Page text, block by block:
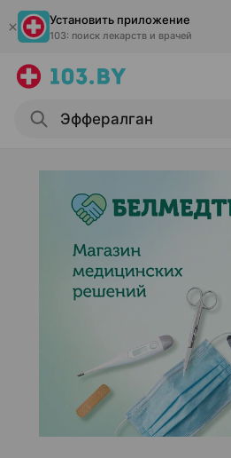
Установить приложение
103: поиск лекарств и врачей